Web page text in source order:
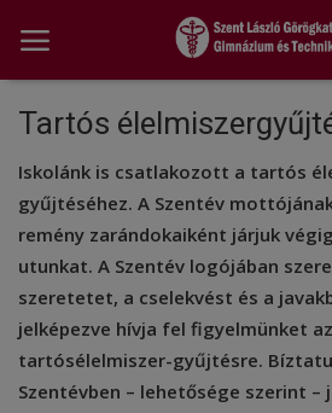
Főoldal
A tanév rendje
Diákönkormányzat
Egészségnevelés
Hitélet
Tartós
Iskolánk is csatlakozott a tartós
gyűjtéséhez. A Szentév
remény zarándokaiként járjuk
utunkat. A Szentév logójában
szeretetet, a cselekvést és a
jelképezve hívja fel figyelmünket
tartósélelmiszer-gyűjtésre.
Szentévben – lehetősége szerint –